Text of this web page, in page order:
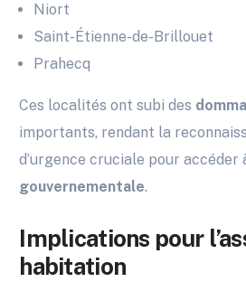
Niort
Saint-Étienne-de-Brillouet
Prahecq
Ces localités ont subi des
importants, rendant la
d’urgence cruciale pour accéder
gouvernementale.
Implications pour
habitation